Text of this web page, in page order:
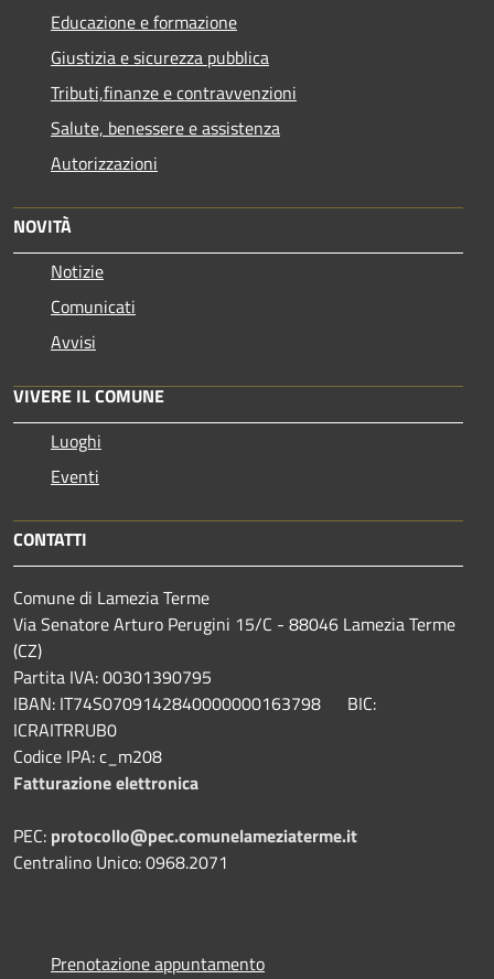
Educazione e formazione
Giustizia e sicurezza pubblica
Tributi,finanze e contravvenzioni
Salute, benessere e assistenza
Autorizzazioni
NOVITÀ
Notizie
Comunicati
Avvisi
VIVERE IL COMUNE
Luoghi
Eventi
CONTATTI
Comune di Lamezia Terme
Via Senatore Arturo Perugini 15/C - 88046 Lamezia Terme
(CZ)
Partita IVA: 00301390795
IBAN: IT74S0709142840000000163798 BIC:
ICRAITRRUB0
Codice IPA: c_m208
Fatturazione elettronica
PEC: protocollo@pec.comunelameziaterme.it
Centralino Unico: 0968.2071
Prenotazione appuntamento